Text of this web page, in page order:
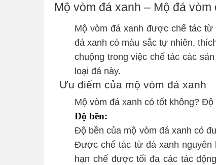
Mộ vòm đá xanh – Mộ đá
Mộ vòm đá xanh được chế tác
đá xanh có màu sắc tự nhiên,
chuộng trong việc chế tác các
loại đá này.
Ưu điểm của mộ vòm đá xanh
Mộ vòm đá xanh có tốt không?
Độ bền:
Độ bền của mộ vòm đá xanh có
Được chế tác từ đá xanh nguyên
hạn chế được tối đa các tác